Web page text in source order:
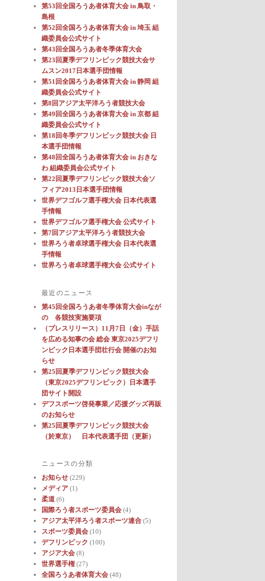
第53回全国ろうあ者体育大会 in 鳥取・
島根
第52回全国ろうあ者体育大会 in 埼玉 組
織委員会公式サイト
第43回全国ろうあ者冬季体育大会
第23回夏季デフリンピック競技大会サ
ムスン2017日本選手団情報
第51回全国ろうあ者体育大会 in 静岡 組
織委員会公式サイト
第8回アジア太平洋ろう者競技大会
第49回全国ろうあ者体育大会 in 京都 組
織委員会公式サイト
第18回冬季デフリンピック競技大会 日
本選手団情報
第48回全国ろうあ者体育大会 in おきな
わ 組織委員会公式サイト
第22回夏季デフリンピック競技大会ソ
フィア2013日本選手団情報
世界デフゴルフ選手権大会 日本代表選
手情報
世界デフゴルフ選手権大会 公式サイト
第7回アジア太平洋ろう者競技大会
世界ろう者卓球選手権大会 日本代表選
手情報
世界ろう者卓球選手権大会 公式サイト
最近のニュース
第45回全国ろうあ者冬季体育大会inなが
の 各競技実施要項
（プレスリリース）11月7日（金）手話
を広める知事の会 総会 東京2025デフリ
ンピック日本選手団壮行会 開催のお知
らせ
第25回夏季デフリンピック競技大会
（東京2025デフリンピック）日本選手
団サイト開設
デフスポーツ啓発事業／応援グッズ再販
のお知らせ
第25回夏季デフリンピック競技大会
（於東京） 日本代表選手団（更新）
ニュースの分類
お知らせ (229)
メディア (1)
柔道 (6)
国際ろう者スポーツ委員会 (4)
アジア太平洋ろう者スポーツ連合 (5)
スポーツ委員会 (10)
デフリンピック (100)
アジア大会 (8)
世界選手権(27)
全国ろうあ者体育大会 (48)